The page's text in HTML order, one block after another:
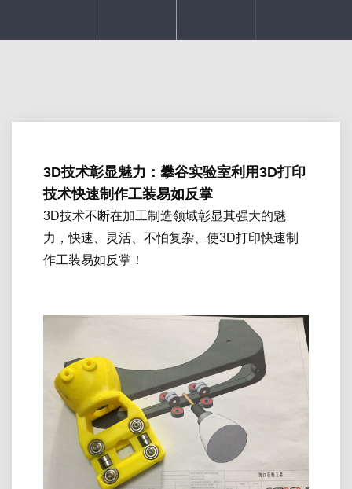
3D技术彰显魅力：攀谷实验室利用3D打印
技术快速制作工装易如反掌
3D技术不断在加工制造领域彰显其强大的魅
力，快速、灵活、不怕复杂、使3D打印快速制
作工装易如反掌！